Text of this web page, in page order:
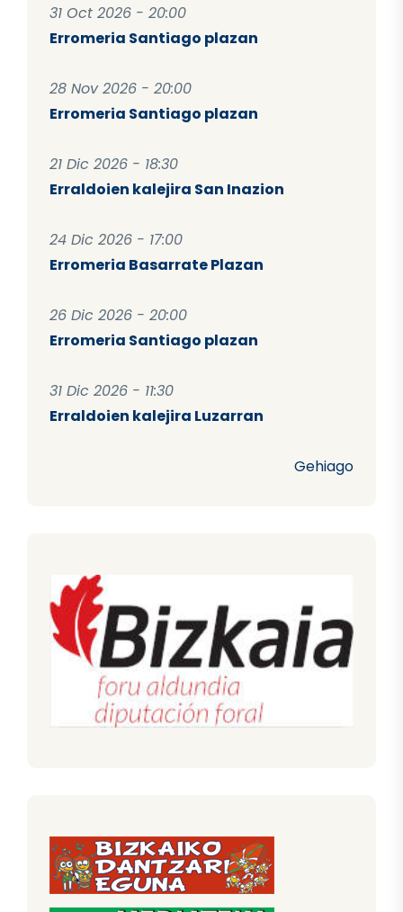
31 Oct 2026 - 20:00
Erromeria Santiago plazan
28 Nov 2026 - 20:00
Erromeria Santiago plazan
21 Dic 2026 - 18:30
Erraldoien kalejira San Inazion
24 Dic 2026 - 17:00
Erromeria Basarrate Plazan
26 Dic 2026 - 20:00
Erromeria Santiago plazan
31 Dic 2026 - 11:30
Erraldoien kalejira Luzarran
Gehiago